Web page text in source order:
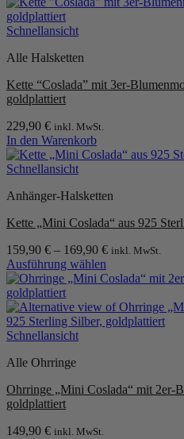
Produktseite
gewählt
werden
Schnellansicht
Alle Halsketten
Kette “Coslada” mit 3er-
goldplattiert
229,90 € inkl. MwSt.
In den Warenkorb
Schnellansicht
Anhänger-Halsketten
Kette „Mini Coslada“ aus 925
159,90 € – 169,90 € inkl. MwSt.
Ausführung wählen
Dieses
Produkt
weist
mehrere
Varianten
Die
können
auf
Produktseite
Schnellansicht
Alle Ohrringe
Ohrringe „Mini Coslada“ mit 2er-
goldplattiert
149,90 € inkl. MwSt.